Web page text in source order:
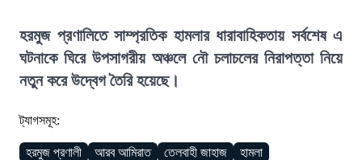
হরমুজ প্রণালিতে সাম্প্রতিক হামলার ধারাবাহিকতায় সর্বশেষ এ
ঘটনাকে ঘিরে উপসাগরীয় অঞ্চলে নৌ চলাচলের নিরাপত্তা নিয়ে
নতুন করে উদ্বেগ তৈরি হয়েছে।
ট্যাগসমূহ:
হরমুজ প্রণালী আরব আমিরাত তেলবাহী জাহাজ হামলা